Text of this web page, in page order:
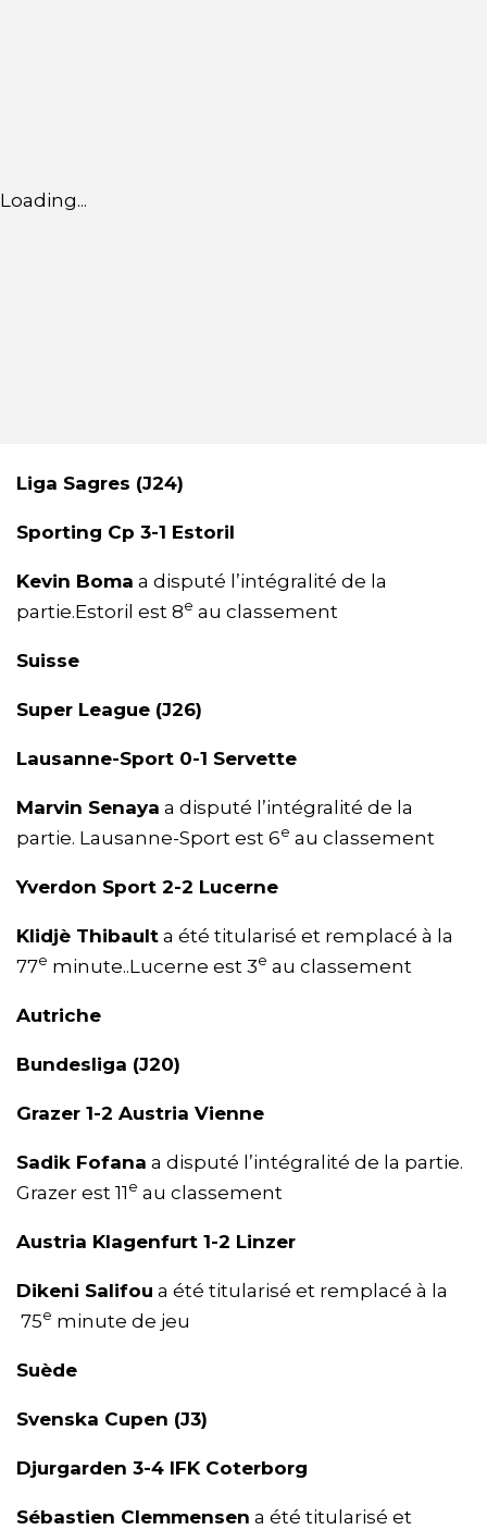
Loading...
Liga Sagres (J24)
Sporting Cp 3-1 Estoril
Kevin Boma a disputé l’intégralité de la
partie.Estoril est 8e au classement
Suisse
Super League (J26)
Lausanne-Sport 0-1 Servette
Marvin Senaya a disputé l’intégralité de la
partie. Lausanne-Sport est 6e au classement
Yverdon Sport 2-2 Lucerne
Klidjè Thibault a été titularisé et remplacé à la
77e minute..Lucerne est 3e au classement
Autriche
Bundesliga (J20)
Grazer 1-2 Austria Vienne
Sadik Fofana a disputé l’intégralité de la partie.
Grazer est 11 e au classement
Austria Klagenfurt 1-2 Linzer
Dikeni Salifou a été titularisé et remplacé à la
75e minute de jeu
Suède
Svenska Cupen (J3)
Djurgarden 3-4 IFK Coterborg
Sébastien Clemmensen a été titularisé et